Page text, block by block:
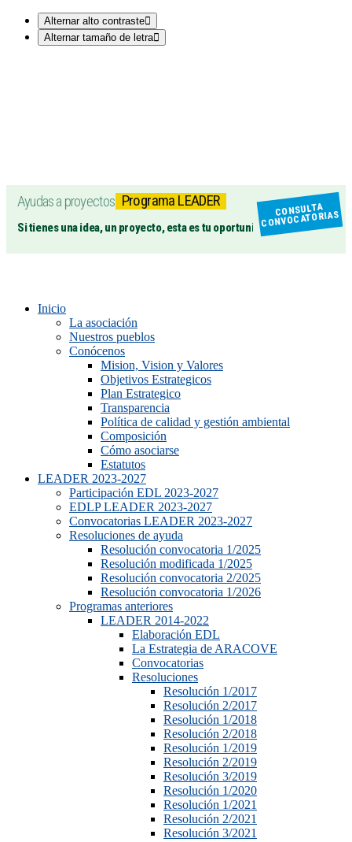
Alternar alto contraste
Alternar tamaño de letra
Ayudas a proyectos Programa LEADER
Si tienes una idea, un proyecto, esta es tu oportunidad
CONSULTA
CONVOCATORIAS
Inicio
La asociación
Nuestros pueblos
Conócenos
Mision, Vision y Valores
Objetivos Estrategicos
Plan Estrategico
Transparencia
Política de calidad y gestión ambiental
Composición
Cómo asociarse
Estatutos
LEADER 2023-2027
Participación EDL 2023-2027
EDLP LEADER 2023-2027
Convocatorias LEADER 2023-2027
Resoluciones de ayuda
Resolución convocatoria 1/2025
Resolución modificada 1/2025
Resolución convocatoria 2/2025
Resolución convocatoria 1/2026
Programas anteriores
LEADER 2014-2022
Elaboración EDL
La Estrategia de ARACOVE
Convocatorias
Resoluciones
Resolución 1/2017
Resolución 2/2017
Resolución 1/2018
Resolución 2/2018
Resolución 1/2019
Resolución 2/2019
Resolución 3/2019
Resolución 1/2020
Resolución 1/2021
Resolución 2/2021
Resolución 3/2021